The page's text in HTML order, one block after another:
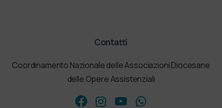
Contatti
Coordinamento Nazionale delle Associazioni Diocesane
delle Opere Assistenziali